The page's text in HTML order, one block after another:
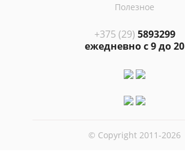
Полезное
+375 (29) 5893299
ежедневно с 9 до 20
© Copyright 2011-2026